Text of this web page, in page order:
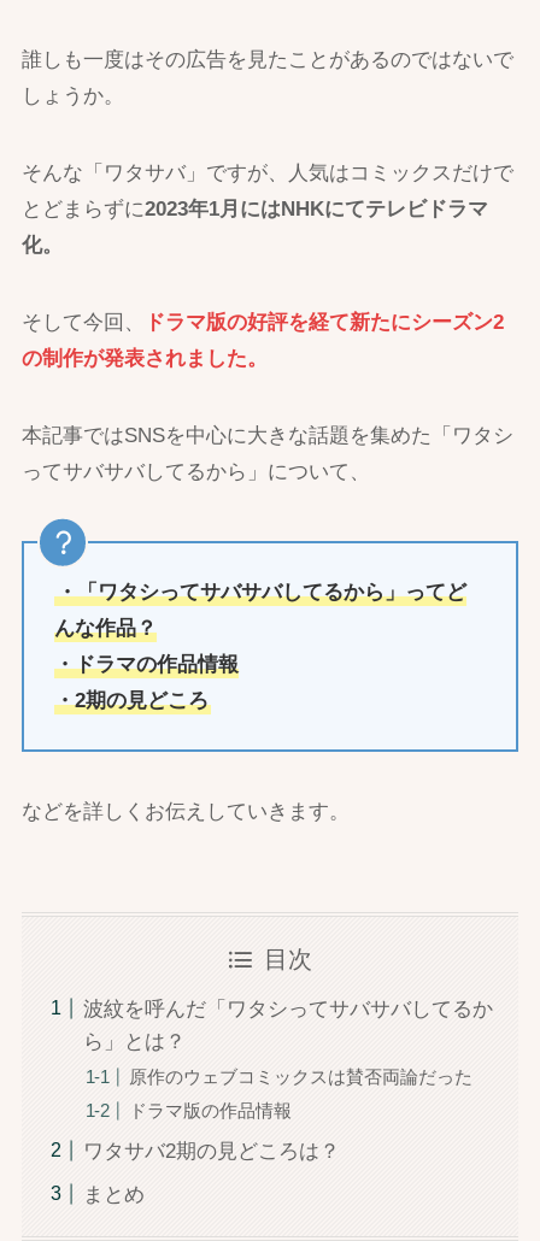
誰しも一度はその広告を見たことがあるのではないで
しょうか。
そんな「ワタサバ」ですが、人気はコミックスだけで
とどまらずに2023年1月にはNHKにてテレビドラマ
化。
そして今回、
ドラマ版の好評を経て新たにシーズン2
の制作が発表されました。
本記事ではSNSを中心に大きな話題を集めた「ワタシ
ってサバサバしてるから」について、
・「ワタシってサバサバしてるから」ってど
んな作品？
・ドラマの作品情報
・2期の見どころ
などを詳しくお伝えしていきます。
目次
波紋を呼んだ「ワタシってサバサバしてるか
ら」とは？
原作のウェブコミックスは賛否両論だった
ドラマ版の作品情報
ワタサバ2期の見どころは？
まとめ